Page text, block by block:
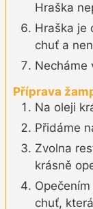
Hraška
Hraška je
chuť a
Necháme
Příprava
Na oleji
Přidáme
Zvolna
krásně
chuť,